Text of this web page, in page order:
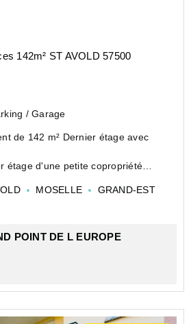
142m² ST AVOLD 57500
/ Garage
Dernier étage avec
étage d'une petite copropriété
m² saura vous séduire par ses
MOSELLE GRAND-EST
POINT DE L EUROPE